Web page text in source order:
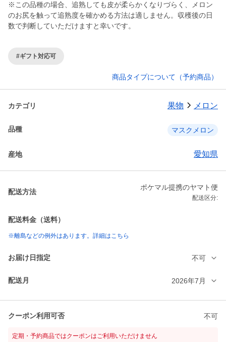
※この品種の場合、追熟しても皮が柔らかくなりづらく、メロン
のお尻を触って追熟度を確かめる方法は適しません。収穫後の日
数で判断していただけますと幸いです。
#ギフト対応可
商品タイプについて（予約商品）
カテゴリ 果物 メロン
品種 マスクメロン
産地 愛知県
配送方法
ポケマル提携のヤマト便
配送区分:
配送料金（送料）
※離島などの例外はあります。詳細はこちら
お届け日指定 不可
配送月 2026年7月
クーポン利用可否 不可
定期・予約商品ではクーポンはご利用いただけません